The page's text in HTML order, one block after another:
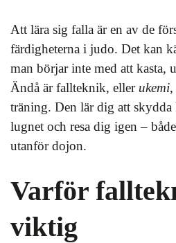
Att lära sig falla är en av de
färdigheterna i judo. Det kan
man börjar inte med att kasta,
Ändå är fallteknik, eller ukemi
träning. Den lär dig att skydda
lugnet och resa dig igen –
utanför dojon.
Varför
viktig